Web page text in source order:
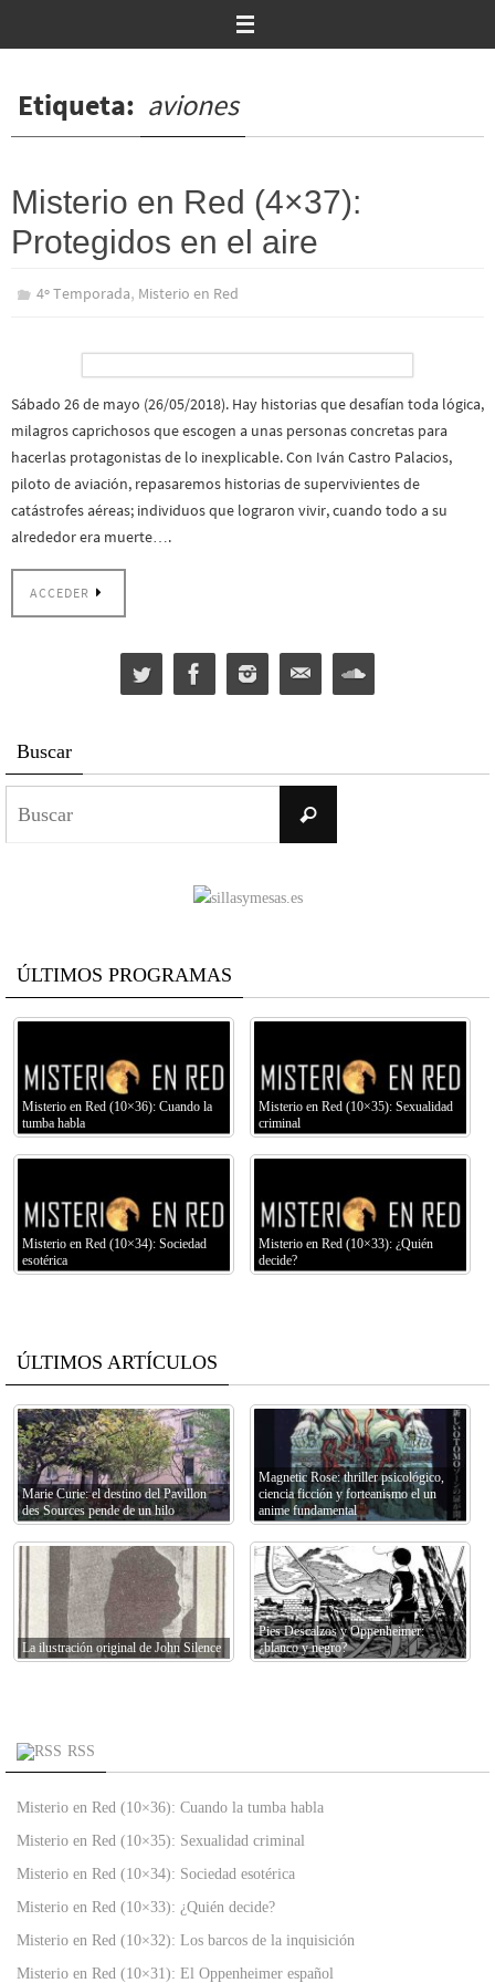
Etiqueta: aviones
Misterio en Red (4×37):
Protegidos en el aire
4º Temporada, Misterio en Red
Sábado 26 de mayo (26/05/2018). Hay historias que desafían toda lógica,
milagros caprichosos que escogen a unas personas concretas para
hacerlas protagonistas de lo inexplicable. Con Iván Castro Palacios,
piloto de aviación, repasaremos historias de supervivientes de
catástrofes aéreas; individuos que lograron vivir, cuando todo a su
alrededor era muerte….
ACCEDER
Buscar
Buscar
ÚLTIMOS PROGRAMAS
Misterio en Red (10×36): Cuando la
tumba habla
Misterio en Red (10×35): Sexualidad
criminal
Misterio en Red (10×34): Sociedad
esotérica
Misterio en Red (10×33): ¿Quién
decide?
ÚLTIMOS ARTÍCULOS
Marie Curie: el destino del Pavillon
des Sources pende de un hilo
Magnetic Rose: thriller psicológico,
ciencia ficción y forteanismo el un
anime fundamental
La ilustración original de John Silence
Pies Descalzos y Oppenheimer:
¿blanco y negro?
RSS
Misterio en Red (10×36): Cuando la tumba habla
Misterio en Red (10×35): Sexualidad criminal
Misterio en Red (10×34): Sociedad esotérica
Misterio en Red (10×33): ¿Quién decide?
Misterio en Red (10×32): Los barcos de la inquisición
Misterio en Red (10×31): El Oppenheimer español